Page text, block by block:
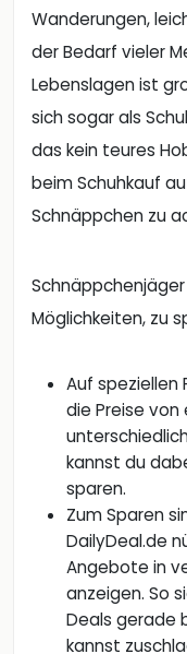
Wanderungen,
der Bedarf vieler
Lebenslagen ist
sich sogar als
das kein teures
beim Schuhkauf
Schnäppchen zu
Möglichkeiten, zu
Auf speziellen
die Preise
kannst du
sparen.
Zum Sparen
DailyDeal.de
Angebote in
anzeigen. So
Deals gerade
kannst